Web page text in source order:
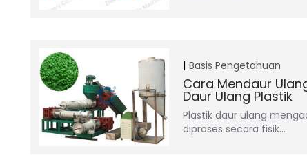
Basis Pengetahuan
Cara Mendaur
Daur Ulang Plastik
Plastik daur ulang
diproses secara fisik…